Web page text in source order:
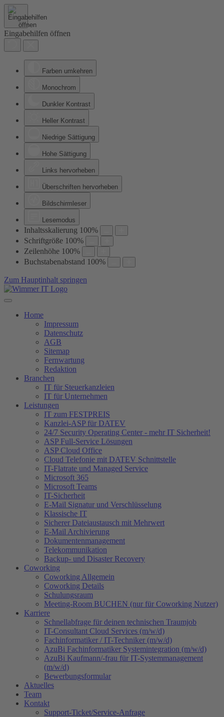
Eingabehilfen öffnen
Farben umkehren
Monochrom
Dunkler Kontrast
Heller Kontrast
Niedrige Sättigung
Hohe Sättigung
Links hervorheben
Überschriften hervorheben
Bildschirmleser
Lesemodus
Inhaltsskalierung 100%
Schriftgröße 100%
Zeilenhöhe 100%
Buchstabenabstand 100%
Zum Hauptinhalt springen
Home
Impressum
Datenschutz
AGB
Sitemap
Fernwartung
Redaktion
Branchen
IT für Steuerkanzleien
IT für Unternehmen
Leistungen
IT zum FESTPREIS
Kanzlei-ASP für DATEV
24/7 Security Operating Center - mehr IT Sicherheit!
ASP Full-Service Lösungen
ASP Cloud Office
Cloud Telefonie mit DATEV Schnittstelle
IT-Flatrate und Managed Service
Microsoft 365
Microsoft Teams
IT-Sicherheit
E-Mail Signatur und Verschlüsselung
Klassische IT
Sicherer Dateiaustausch mit Mehrwert
E-Mail Archivierung
Dokumentenmanagement
Telekommunikation
Backup- und Disaster Recovery
Coworking
Coworking Allgemein
Coworking Details
Schulungsraum
Meeting-Room BUCHEN (nur für Coworking Nutzer)
Karriere
Schnellabfrage für deinen technischen Traumjob
IT-Consultant Cloud Services (m/w/d)
Fachinformatiker / IT-Techniker (m/w/d)
AzuBi Fachinformatiker Systemintegration (m/w/d)
AzuBi Kaufmann/-frau für IT-Systemmanagement
(m/w/d)
Bewerbungsformular
Aktuelles
Team
Kontakt
Support-Ticket/Service-Anfrage